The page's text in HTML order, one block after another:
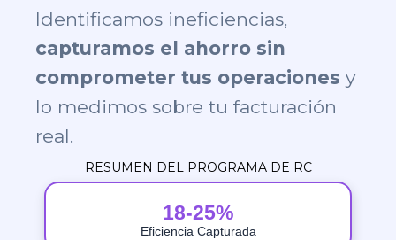
Identificamos ineficiencias,
capturamos el ahorro sin
comprometer tus operaciones y
lo medimos sobre tu facturación
real.
RESUMEN DEL PROGRAMA DE RC
18-25%
Eficiencia Capturada